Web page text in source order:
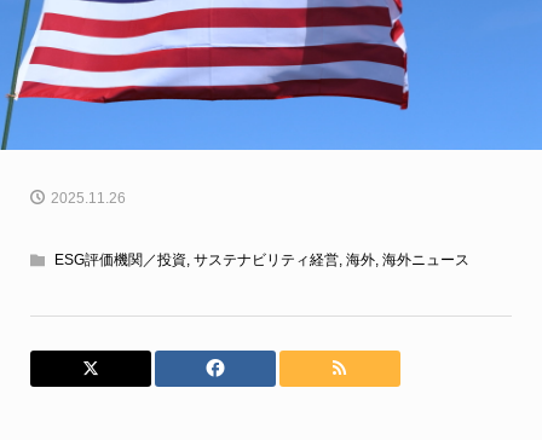
2025.11.26
ESG評価機関／投資, サステナビリティ経営, 海外, 海外ニュース